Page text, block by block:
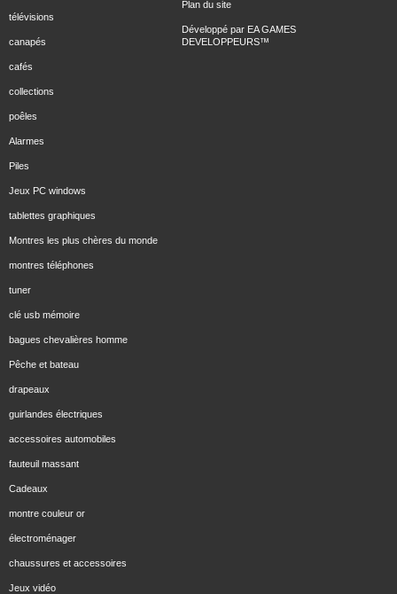
télévisions
canapés
cafés
collections
poêles
Alarmes
Piles
Jeux PC windows
tablettes graphiques
Montres les plus chères du monde
montres téléphones
tuner
clé usb mémoire
bagues chevalières homme
Pêche et bateau
drapeaux
guirlandes électriques
accessoires automobiles
fauteuil massant
Cadeaux
montre couleur or
électroménager
chaussures et accessoires
Jeux vidéo
Plan du site
Développé par EA GAMES
DEVELOPPEURS™